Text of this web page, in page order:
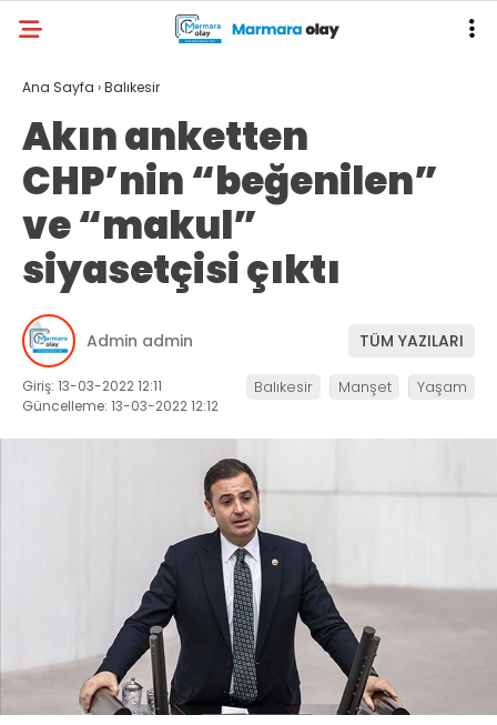
Ana Sayfa ›Balıkesir
Akın anketten
CHP’nin “beğenilen”
ve “makul”
siyasetçisi çıktı
Admin admin TÜM YAZILARI
Giriş: 13-03-2022 12:11
Güncelleme: 13-03-2022 12:12
Balıkesir Manşet Yaşam